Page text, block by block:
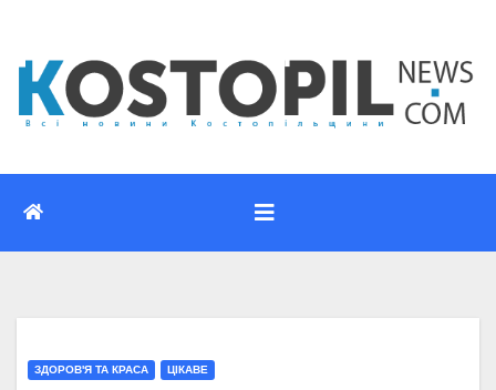
вмісту
ЗДОРОВ'Я ТА КРАСА ЦІКАВЕ